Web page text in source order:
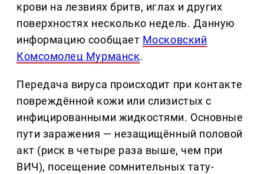
крови на лезвиях бритв, иглах и других
поверхностях несколько недель. Данную
информацию сообщает Московский
Комсомолец Мурманск.
Передача вируса происходит при контакте
повреждённой кожи или слизистых с
инфицированными жидкостями. Основные
пути заражения — незащищённый половой
акт (риск в четыре раза выше, чем при
ВИЧ), посещение сомнительных тату-